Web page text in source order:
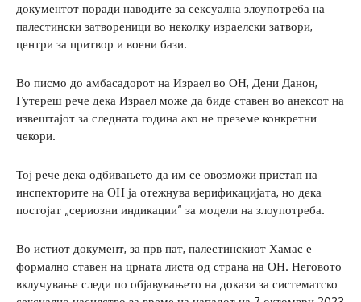
документот поради наводите за сексуална злоупотреба на
палестински затвореници во неколку израелски затвори,
центри за притвор и воени бази.
Во писмо до амбасадорот на Израел во ОН, Дени Данон,
Гутереш рече дека Израел може да биде ставен во анексот на
извештајот за следната година ако не преземе конкретни
чекори.
Тој рече дека одбивањето да им се овозможи пристап на
инспекторите на ОН ја отежнува верификацијата, но дека
постојат „сериозни индикации“ за модели на злоупотреба.
Во истиот документ, за прв пат, палестинскиот Хамас е
формално ставен на црната листа од страна на ОН. Неговото
вклучување следи по објавувањето на докази за систематско